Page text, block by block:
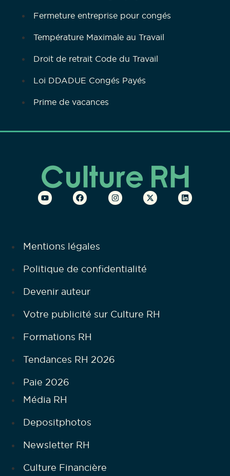
Fermeture entreprise pour congés
Température Maximale au Travail
Droit de retrait Code du Travail
Loi DDADUE Congés Payés
Prime de vacances
Mentions légales
Politique de confidentialité
Devenir auteur
Votre publicité sur Culture RH
Formations RH
Tendances RH 2026
Paie 2026
Média RH
Depositphotos
Newsletter RH
Culture Financière